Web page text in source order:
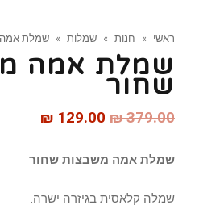
ראשי » חנות » שמלות » שמלת אמה
שמלת אמה
שחור
₪379.00
₪ 129.00
שמלת אמה משבצות שחור
שמלה קלאסית בגיזרה ישרה.